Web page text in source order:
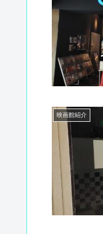
映画館紹介